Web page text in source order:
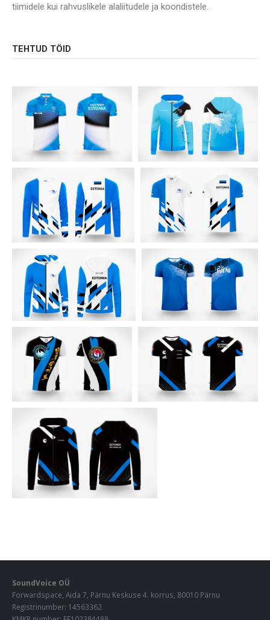
tiimidele kui rahvuslikele alaliitudele ja koondistele.
TEHTUD TÖID
SoundVoice OÜ
Forwardspace, Aida 7, Pärnu Keskuse 4. korrus, 80010 Pärnu
Registrinumber: 14563362